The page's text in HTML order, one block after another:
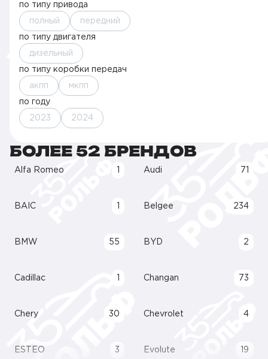
по типу привода
полный передний
по типу двигателя
дизельный
по типу коробки передач
акпп мкпп
по году
2023 2024
БОЛЕЕ 52 БРЕНДОВ
Alfa Romeo Audi 71
BAIC Belgee 234
BMW 55 BYD 2
Cadillac Changan 73
Chery 30 Chevrolet 4
ESTEO 3 Evolute 19